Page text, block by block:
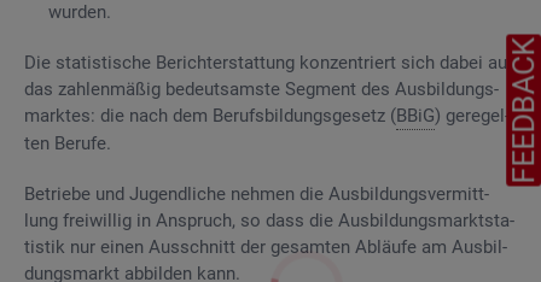
wur­den.
Die sta­tis­ti­sche Be­richt­erstat­tung kon­zen­triert sich dabei auf
das zah­len­mä­ßig be­deut­sams­te Seg­ment des Aus­bil­dungs­
mark­tes: die nach dem Be­rufs­bil­dungs­ge­setz (BBiG) ge­re­gel­
ten Be­ru­fe.
Be­trie­be und Ju­gend­li­che neh­men die Aus­bil­dungs­ver­mitt­
lung frei­wil­lig in An­spruch, so dass die Aus­bil­dungs­markt­sta­
tis­tik nur einen Aus­schnitt der ge­sam­ten Ab­läu­fe am Aus­bil­
dungs­markt ab­bil­den kann.
FEEDBACK